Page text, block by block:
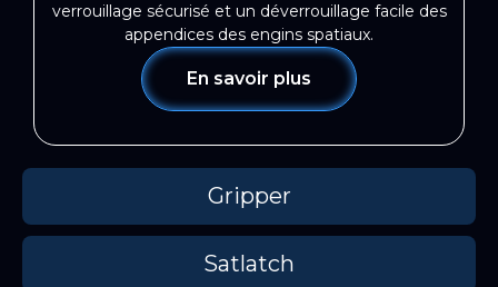
Gripper
Satlatch
verrouillage sécurisé et un déverrouillage facile des
appendices des engins spatiaux.
En savoir plus